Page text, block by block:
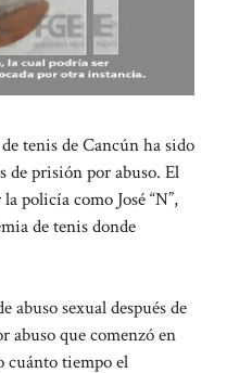
tenis de Cancún ha sido
de prisión por abuso. El
policía como José “N”,
de tenis donde
abuso sexual después de
abuso que comenzó en
cuánto tiempo el